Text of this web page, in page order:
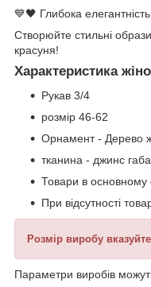
💙🖤 Глибока
Створюйте стильні
красуня!
Характеристика
Рукав 3/4
розмір 46-62
Орнамент - Дерево
тканина - джинс
Товари в основному
При відсутності
Розмір виробу
Параметри виробів